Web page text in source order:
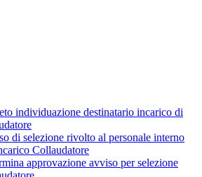
individuazione destinatario incarico di
di selezione rivolto al personale interno
Collaudatore
approvazione avviso per selezione